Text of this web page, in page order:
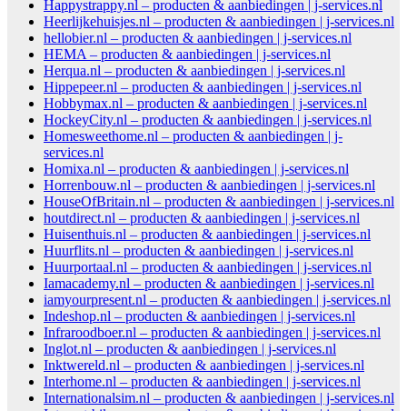
Happystrappy.nl – producten & aanbiedingen | j-services.nl
Heerlijkehuisjes.nl – producten & aanbiedingen | j-services.nl
hellobier.nl – producten & aanbiedingen | j-services.nl
HEMA – producten & aanbiedingen | j-services.nl
Herqua.nl – producten & aanbiedingen | j-services.nl
Hippepeer.nl – producten & aanbiedingen | j-services.nl
Hobbymax.nl – producten & aanbiedingen | j-services.nl
HockeyCity.nl – producten & aanbiedingen | j-services.nl
Homesweethome.nl – producten & aanbiedingen | j-
services.nl
Homixa.nl – producten & aanbiedingen | j-services.nl
Horrenbouw.nl – producten & aanbiedingen | j-services.nl
HouseOfBritain.nl – producten & aanbiedingen | j-services.nl
houtdirect.nl – producten & aanbiedingen | j-services.nl
Huisenthuis.nl – producten & aanbiedingen | j-services.nl
Huurflits.nl – producten & aanbiedingen | j-services.nl
Huurportaal.nl – producten & aanbiedingen | j-services.nl
Iamacademy.nl – producten & aanbiedingen | j-services.nl
iamyourpresent.nl – producten & aanbiedingen | j-services.nl
Indeshop.nl – producten & aanbiedingen | j-services.nl
Infraroodboer.nl – producten & aanbiedingen | j-services.nl
Inglot.nl – producten & aanbiedingen | j-services.nl
Inktwereld.nl – producten & aanbiedingen | j-services.nl
Interhome.nl – producten & aanbiedingen | j-services.nl
Internationalsim.nl – producten & aanbiedingen | j-services.nl